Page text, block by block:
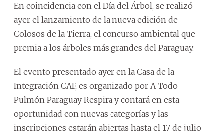
En coincidencia con el Día del Árbol, se realizó
ayer el lanzamiento de la nueva edición de
Colosos de la Tierra, el concurso ambiental que
premia a los árboles más grandes del Paraguay.
El evento presentado ayer en la Casa de la
Integración CAF, es organizado por A Todo
Pulmón Paraguay Respira y contará en esta
oportunidad con nuevas categorías y las
inscripciones estarán abiertas hasta el 17 de julio